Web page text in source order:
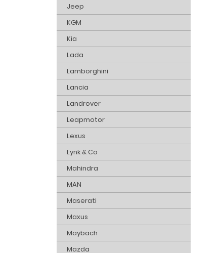
Jeep
KGM
Kia
Lada
Lamborghini
Lancia
Landrover
Leapmotor
Lexus
Lynk & Co
Mahindra
MAN
Maserati
Maxus
Maybach
Mazda